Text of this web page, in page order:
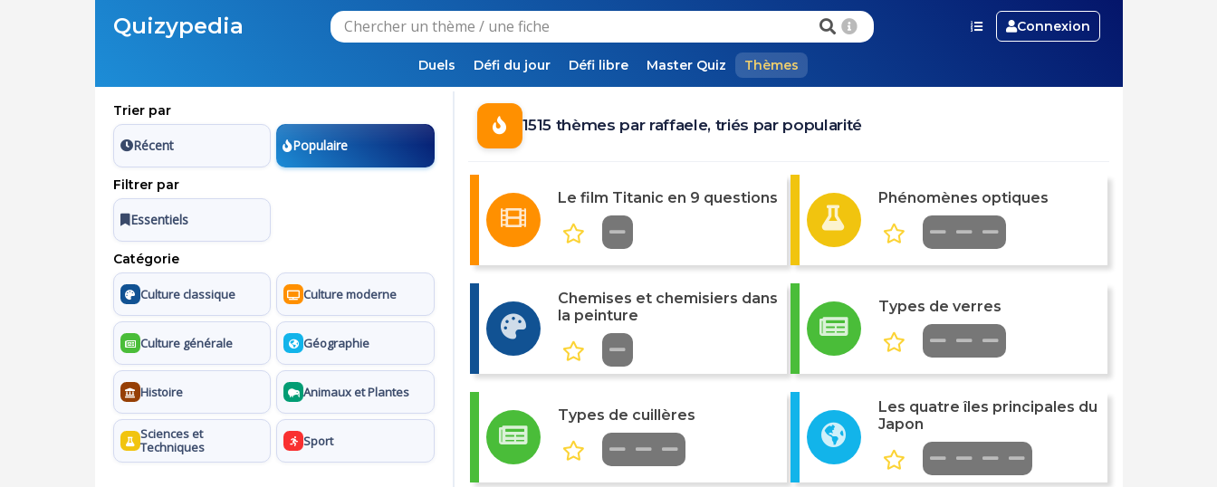
Quizypedia Connexion
Duels Défi du jour Défi libre Master Quiz Thèmes
Trier par
Récent Populaire
Filtrer par
Essentiels
Catégorie
Culture classique Culture moderne
Culture générale Géographie
Histoire Animaux et Plantes
Sciences et
Techniques
Sport
1515 thèmes par raffaele, triés par popularité
Le film Titanic en 9 questions Phénomènes optiques
Chemises et chemisiers dans
la peinture
Types de verres
Types de cuillères
Les quatre îles principales du
Japon